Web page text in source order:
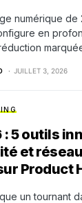
numérique de
en
JUILLET 3, 2026
5 outils
et
Product
un tournant